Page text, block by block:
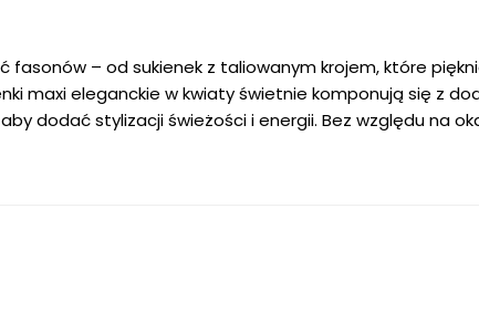
– od sukienek z taliowanym krojem, które
maxi eleganckie w kwiaty świetnie komponują się z
dodać stylizacji świeżości i energii. Bez względu na